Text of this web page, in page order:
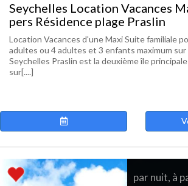
Seychelles Location Vacances
pers Résidence plage Praslin
Location Vacances d'une Maxi Suite familiale
adultes ou 4 adultes et 3 enfants maximum sur
Seychelles Praslin est la deuxième île
sur[....]
par nuit, à